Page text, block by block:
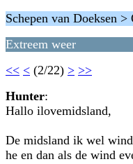
Schepen van Doeksen
Extreem weer
<< < (2/22) > >>
Hunter:
Hallo ilovemidsland,
De midsland ik wel
he en dan als de wind